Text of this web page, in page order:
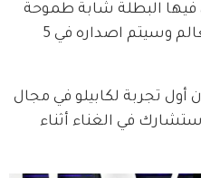
البطلة شابة طموحة
أول تجربة لكابيلو في مجال
في الغناء أثناء